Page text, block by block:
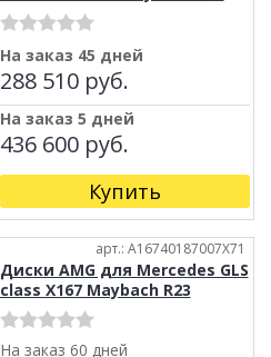
На заказ 45 дней
288 510 руб.
На заказ 5 дней
436 600 руб.
Купить
арт.: A16740187007X71
Диски AMG для Mercedes GLS
class X167 Maybach R23
На заказ 60 дней